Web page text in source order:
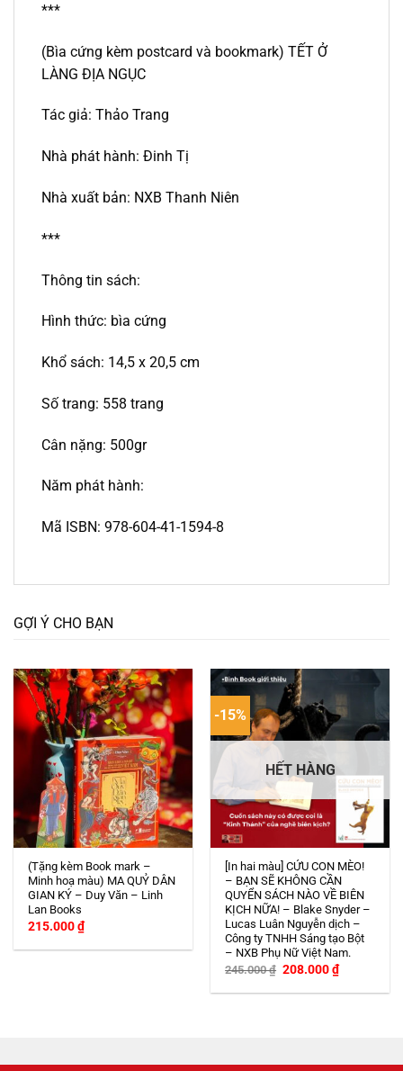
***
(Bìa cứng kèm postcard và bookmark) TẾT Ở
LÀNG ĐỊA NGỤC
Tác giả: Thảo Trang
Nhà phát hành: Đinh Tị
Nhà xuất bản: NXB Thanh Niên
***
Thông tin sách:
Hình thức: bìa cứng
Khổ sách: 14,5 x 20,5 cm
Số trang: 558 trang
Cân nặng: 500gr
Năm phát hành:
Mã ISBN: 978-604-41-1594-8
GỢI Ý CHO BẠN
(Tặng kèm Book mark –
Minh hoạ màu) MA QUỶ DÂN
GIAN KÝ – Duy Văn – Linh
Lan Books
215.000₫
-15%
HẾT HÀNG
[In hai màu] CỨU CON MÈO!
– BẠN SẼ KHÔNG CẦN
QUYỂN SÁCH NÀO VỀ BIÊN
KỊCH NỮA! – Blake Snyder –
Lucas Luân Nguyễn dịch –
Công ty TNHH Sáng tạo Bột
– NXB Phụ Nữ Việt Nam.
245.000₫ Giá
là:
208.000₫Giá
hiện
tại